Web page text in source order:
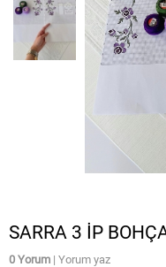
SARRA 3 İP
0 Yorum | Yorum yaz